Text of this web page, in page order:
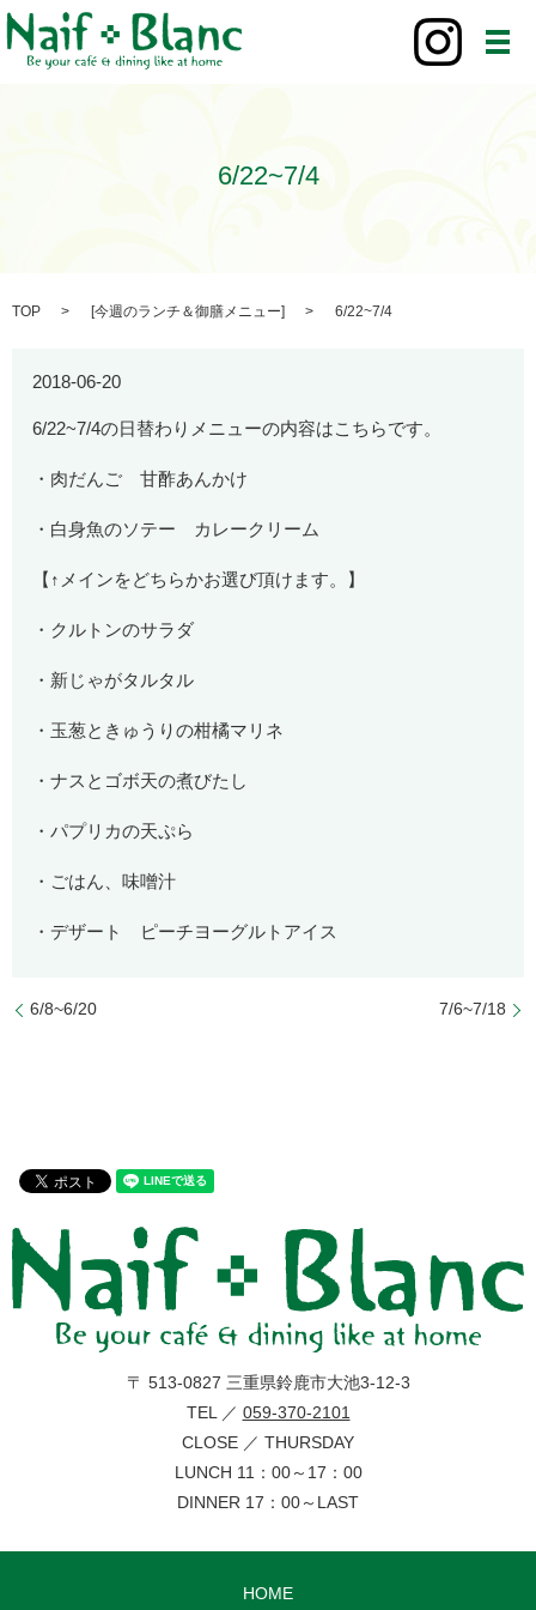
メ
6/22~7/4
TOP [今週のランチ＆御膳メニュー] 6/22~7/4
2018-06-20
6/22~7/4の日替わりメニューの内容はこちらです。
・肉だんご 甘酢あんかけ
・白身魚のソテー カレークリーム
【↑メインをどちらかお選び頂けます。】
・クルトンのサラダ
・新じゃがタルタル
・玉葱ときゅうりの柑橘マリネ
・ナスとゴボ天の煮びたし
・パプリカの天ぷら
・ごはん、味噌汁
・デザート ピーチヨーグルトアイス
6/8~6/20 7/6~7/18
〒 513-0827 三重県鈴鹿市大池3-12-3
TEL ／ 059-370-2101
CLOSE ／ THURSDAY
LUNCH 11：00～17：00
DINNER 17：00～LAST
HOME